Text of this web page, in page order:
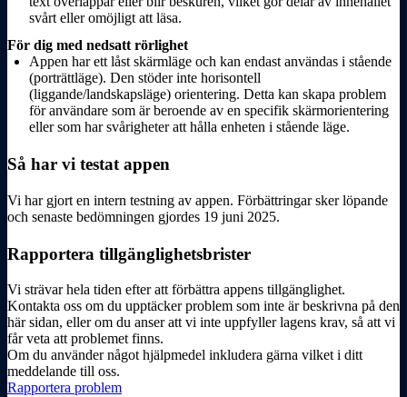
svårt eller omöjligt att läsa.
För dig med nedsatt rörlighet
Appen har ett låst skärmläge och kan endast användas i stående
(porträttläge). Den stöder inte horisontell
(liggande/landskapsläge) orientering. Detta kan skapa problem
för användare som är beroende av en specifik skärmorientering
eller som har svårigheter att hålla enheten i stående läge.
Så har vi testat appen
Vi har gjort en intern testning av appen. Förbättringar sker löpande
och senaste bedömningen gjordes 19 juni 2025.
Rapportera tillgänglighetsbrister
Vi strävar hela tiden efter att förbättra appens tillgänglighet.
Kontakta oss om du upptäcker problem som inte är beskrivna på den
här sidan, eller om du anser att vi inte uppfyller lagens krav, så att vi
får veta att problemet finns.
Om du använder något hjälpmedel inkludera gärna vilket i ditt
meddelande till oss.
Rapportera problem